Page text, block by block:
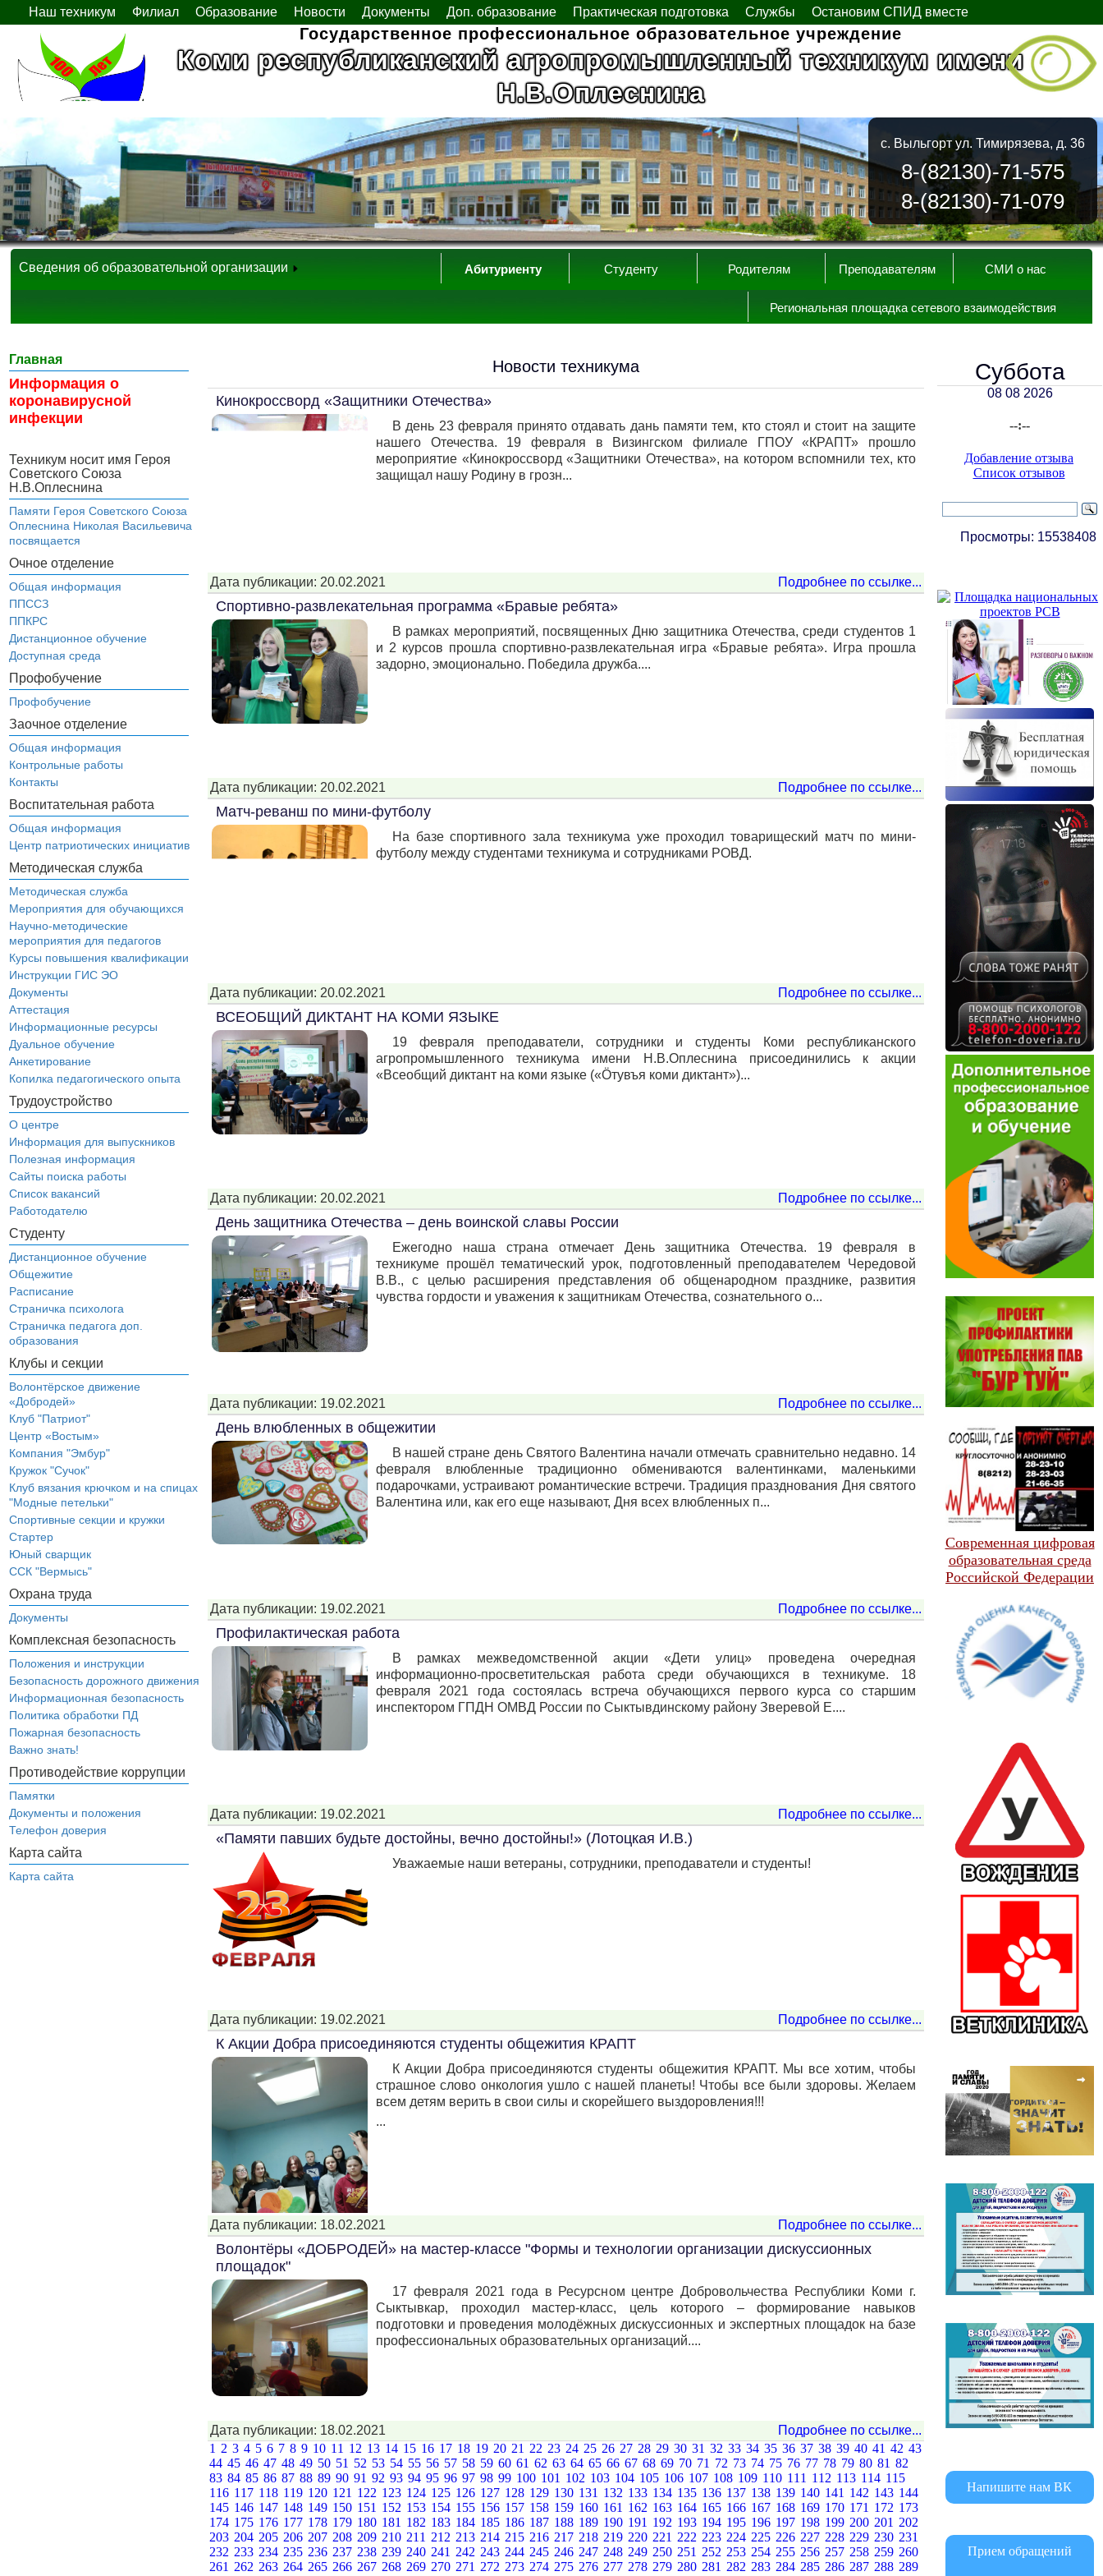
Наш техникум Филиал Образование Новости Документы Доп. образование Практическая подготовка Службы Остановим СПИД вместе
Государственное профессиональное образовательное учреждение
Коми республиканский агропромышленный техникум имени
Н.В.Оплеснина
с. Выльгорт ул. Тимирязева, д. 36
8-(82130)-71-575
8-(82130)-71-079
СМИ о нас
Преподавателям
Родителям
Студенту
Абитуриенту
Региональная площадка сетевого взаимодействия
Сведения об образовательной организации
Главная
Информация о
коронавирусной
инфекции
Техникум носит имя Героя
Советского Союза
Н.В.Оплеснина
Памяти Героя Советского Союза
Оплеснина Николая Васильевича
посвящается
Очное отделение
Общая информация
ППССЗ
ППКРС
Дистанционное обучение
Доступная среда
Профобучение
Профобучение
Заочное отделение
Общая информация
Контрольные работы
Контакты
Воспитательная работа
Общая информация
Центр патриотических инициатив
Методическая служба
Методическая служба
Мероприятия для обучающихся
Научно-методические
мероприятия для педагогов
Курсы повышения квалификации
Инструкции ГИС ЭО
Документы
Аттестация
Информационные ресурсы
Дуальное обучение
Анкетирование
Копилка педагогического опыта
Трудоустройство
О центре
Информация для выпускников
Полезная информация
Сайты поиска работы
Список вакансий
Работодателю
Студенту
Дистанционное обучение
Общежитие
Расписание
Страничка психолога
Страничка педагога доп.
образования
Клубы и секции
Волонтёрское движение
«Добродей»
Клуб "Патриот"
Центр «Востым»
Компания "Эмбур"
Кружок "Сучок"
Клуб вязания крючком и на спицах
"Модные петельки"
Спортивные секции и кружки
Стартер
Юный сварщик
ССК "Вермысь"
Охрана труда
Документы
Комплексная безопасность
Положения и инструкции
Безопасность дорожного движения
Информационная безопасность
Политика обработки ПД
Пожарная безопасность
Важно знать!
Противодействие коррупции
Памятки
Документы и положения
Телефон доверия
Карта сайта
Карта сайта
Новости техникума
Кинокроссворд «Защитники Отечества»
В день 23 февраля принято отдавать дань памяти тем, кто стоял и стоит на защите
нашего Отечества. 19 февраля в Визингском филиале ГПОУ «КРАПТ» прошло
мероприятие «Кинокроссворд «Защитники Отечества», на котором вспомнили тех, кто
защищал нашу Родину в грозн...
Дата публикации: 20.02.2021 Подробнее по ссылке...
Спортивно-развлекательная программа «Бравые ребята»
В рамках мероприятий, посвященных Дню защитника Отечества, среди студентов 1
и 2 курсов прошла спортивно-развлекательная игра «Бравые ребята». Игра прошла
задорно, эмоционально. Победила дружба....
Дата публикации: 20.02.2021 Подробнее по ссылке...
Матч-реванш по мини-футболу
На базе спортивного зала техникума уже проходил товарищеский матч по мини-
футболу между студентами техникума и сотрудниками РОВД.
Дата публикации: 20.02.2021 Подробнее по ссылке...
ВСЕОБЩИЙ ДИКТАНТ НА КОМИ ЯЗЫКЕ
19 февраля преподаватели, сотрудники и студенты Коми республиканского
агропромышленного техникума имени Н.В.Оплеснина присоединились к акции
«Всеобщий диктант на коми языке («Ӧтувъя коми диктант»)...
Дата публикации: 20.02.2021 Подробнее по ссылке...
День защитника Отечества – день воинской славы России
Ежегодно наша страна отмечает День защитника Отечества. 19 февраля в
техникуме прошёл тематический урок, подготовленный преподавателем Чередовой
В.В., с целью расширения представления об общенародном празднике, развития
чувства гордости и уважения к защитникам Отечества, сознательного о...
Дата публикации: 19.02.2021 Подробнее по ссылке...
День влюбленных в общежитии
В нашей стране день Святого Валентина начали отмечать сравнительно недавно. 14
февраля влюбленные традиционно обмениваются валентинками, маленькими
подарочками, устраивают романтические встречи. Традиция празднования Дня святого
Валентина или, как его еще называют, Дня всех влюбленных п...
Дата публикации: 19.02.2021 Подробнее по ссылке...
Профилактическая работа
В рамках межведомственной акции «Дети улиц» проведена очередная
информационно-просветительская работа среди обучающихся в техникуме. 18
февраля 2021 года состоялась встреча обучающихся первого курса со старшим
инспектором ГПДН ОМВД России по Сыктывдинскому району Зверевой Е....
Дата публикации: 19.02.2021 Подробнее по ссылке...
«Памяти павших будьте достойны, вечно достойны!» (Лотоцкая И.В.)
Уважаемые наши ветераны, сотрудники, преподаватели и студенты!
Дата публикации: 19.02.2021 Подробнее по ссылке...
К Акции Добра присоединяются студенты общежития КРАПТ
К Акции Добра присоединяются студенты общежития КРАПТ. Мы все хотим, чтобы
страшное слово онкология ушло с нашей планеты! Чтобы все были здоровы. Желаем
всем детям верить в свои силы и скорейшего выздоровления!!!
...
Дата публикации: 18.02.2021 Подробнее по ссылке...
Волонтёры «ДОБРОДЕЙ» на мастер-классе "Формы и технологии организации дискуссионных
площадок"
17 февраля 2021 года в Ресурсном центре Добровольчества Республики Коми г.
Сыктывкар, проходил мастер-класс, цель которого – формирование навыков
подготовки и проведения молодёжных дискуссионных и экспертных площадок на базе
профессиональных образовательных организаций....
Дата публикации: 18.02.2021
Подробнее по ссылке...
1 2 3 4 5 6 7 8 9 10 11 12 13 14 15 16 17 18 19 20 21 22 23 24 25 26 27 28 29 30 31 32 33 34 35 36 37 38 39 40 41 42 43
44 45 46 47 48 49 50 51 52 53 54 55 56 57 58 59 60 61 62 63 64 65 66 67 68 69 70 71 72 73 74 75 76 77 78 79 80 81 82
83 84 85 86 87 88 89 90 91 92 93 94 95 96 97 98 99 100 101 102 103 104 105 106 107 108 109 110 111 112 113 114 115
116 117 118 119 120 121 122 123 124 125 126 127 128 129 130 131 132 133 134 135 136 137 138 139 140 141 142 143 144
145 146 147 148 149 150 151 152 153 154 155 156 157 158 159 160 161 162 163 164 165 166 167 168 169 170 171 172 173
174 175 176 177 178 179 180 181 182 183 184 185 186 187 188 189 190 191 192 193 194 195 196 197 198 199 200 201 202
203 204 205 206 207 208 209 210 211 212 213 214 215 216 217 218 219 220 221 222 223 224 225 226 227 228 229 230 231
232 233 234 235 236 237 238 239 240 241 242 243 244 245 246 247 248 249 250 251 252 253 254 255 256 257 258 259 260
261 262 263 264 265 266 267 268 269 270 271 272 273 274 275 276 277 278 279 280 281 282 283 284 285 286 287 288 289
Суббота
08 08 2026
--:--
Добавление отзыва
Список отзывов
Просмотры: 15538408
Современная цифровая
образовательная среда
Российской Федерации
Напишите нам ВК
Прием обращений